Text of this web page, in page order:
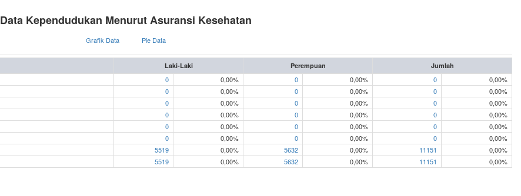
Data Kependudukan Menurut Asuransi Kesehatan
Grafik Data Pie Data
Laki-Laki Perempuan Jumlah
0 0,00% 0 0,00% 0
0,00%
0 0,00% 0 0,00% 0
0,00%
0 0,00% 0 0,00% 0
0,00%
0 0,00% 0 0,00% 0
0,00%
0 0,00% 0 0,00% 0
0,00%
0 0,00% 0 0,00% 0
0,00%
5519 0,00% 5632 0,00% 11151
0,00%
5519 0,00% 5632 0,00% 11151 0,00%